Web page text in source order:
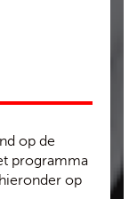
op de
programma
op